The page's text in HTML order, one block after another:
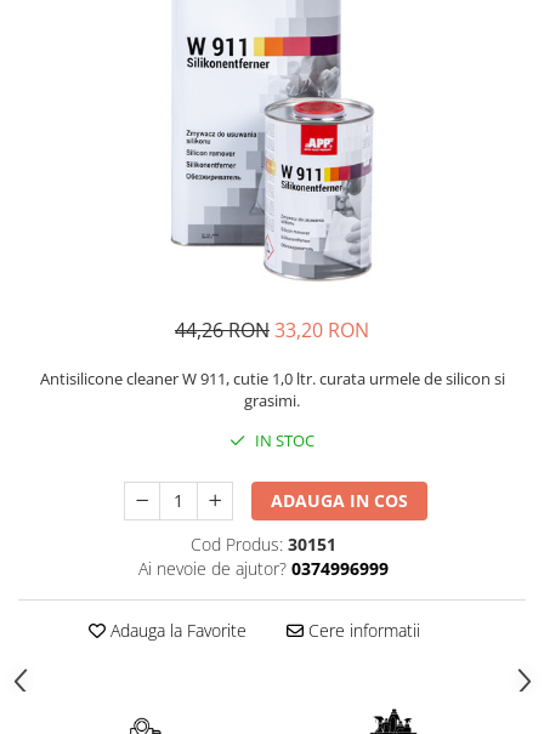
44,26 RON33,20 RON
Antisilicone cleaner W 911, cutie 1,0 ltr. curata urmele de silicon si
grasimi.
IN STOC
ADAUGA IN COS
Cod Produs: 30151
Ai nevoie de ajutor? 0374996999
Adauga la Favorite Cere informatii